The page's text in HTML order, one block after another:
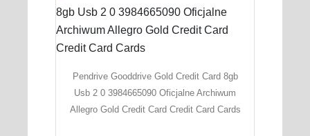
Pendrive Gooddrive Gold Credit Card 8gb
Usb 2 0 3984665090 Oficjalne Archiwum
Allegro Gold Credit Card Credit Card Cards